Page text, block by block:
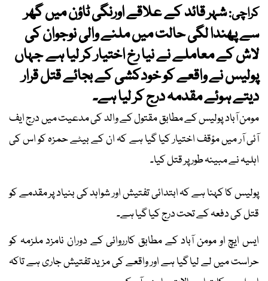
کراچی:شہر قائد کے علاقے اورنگی ٹاؤن میں گھر
سے پھندا لگی حالت میں ملنے والی نوجوان کی
لاش کے معاملے نے نیا رخ اختیار کر لیا ہے جہاں
پولیس نے واقعے کو خودکشی کے بجائے قتل قرار
دیتے ہوئے مقدمہ درج کر لیا ہے۔
مومن آباد پولیس کے مطابق مقتول کے والد کی مدعیت میں درج ایف
آئی آر میں مؤقف اختیار کیا گیا ہے کہ ان کے بیٹے حمزہ کو اس کی
اہلیہ نے مبینہ طور پر قتل کیا۔
پولیس کا کہنا ہے کہ ابتدائی تفتیش اور شواہد کی بنیاد پر مقدمے کو
قتل کی دفعہ کے تحت درج کیا گیا ہے۔
ایس ایچ او مومن آباد کے مطابق کارروائی کے دوران نامزد ملزمہ کو
حراست میں لے لیا گیا ہے اور واقعے کی مزید تفتیش جاری ہے تاکہ